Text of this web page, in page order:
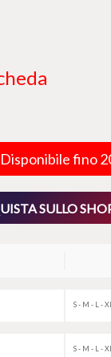
Disponibile fino
SULLO
S - M - L -
S - M - L -